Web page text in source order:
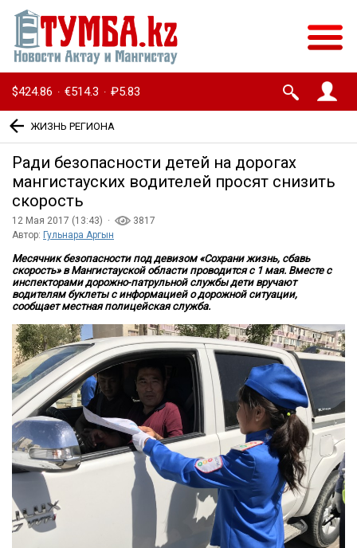
$424.86 · €514.3 · ₽5.83
ЖИЗНЬ РЕГИОНА
Ради безопасности детей на дорогах
мангистауских водителей просят снизить
скорость
12 Мая 2017 (13:43) ·
3817
Автор: Гульнара Аргын
Месячник безопасности под девизом «Сохрани жизнь, сбавь
скорость» в Мангистауской области проводится с 1 мая. Вместе с
инспекторами дорожно-патрульной службы дети вручают
водителям буклеты с информацией о дорожной ситуации,
сообщает местная полицейская служба.